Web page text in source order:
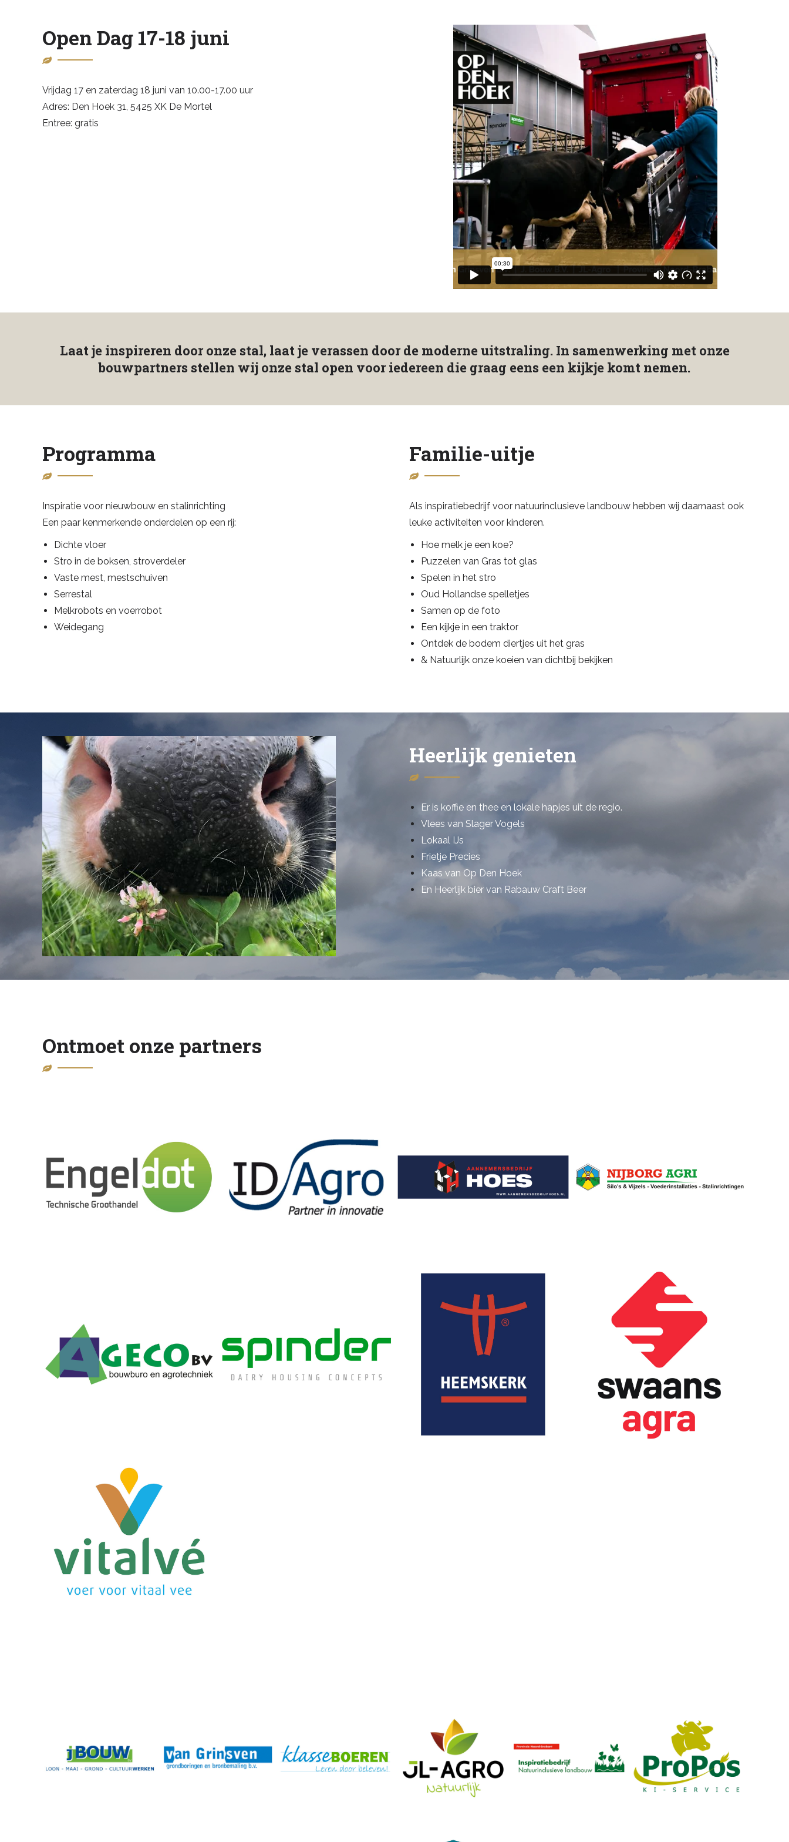
Open Dag 17-18 juni
Vrijdag 17 en zaterdag 18 juni van 10.00-17.00 uur
Adres: Den Hoek 31, 5425 XK De Mortel
Entree: gratis
Laat je inspireren door onze stal, laat je verassen door de moderne uitstraling. In samenwerking met onze
bouwpartners stellen wij onze stal open voor iedereen die graag eens een kijkje komt nemen.
Programma
Inspiratie voor nieuwbouw en stalinrichting
Een paar kenmerkende onderdelen op een rij:
Dichte vloer
Stro in de boksen, stroverdeler
Vaste mest, mestschuiven
Serrestal
Melkrobots en voerrobot
Weidegang
Familie-uitje
Als inspiratiebedrijf voor natuurinclusieve landbouw hebben wij daarnaast ook
leuke activiteiten voor kinderen.
Hoe melk je een koe?
Puzzelen van Gras tot glas
Spelen in het stro
Oud Hollandse spelletjes
Samen op de foto
Een kijkje in een traktor
Ontdek de bodem diertjes uit het gras
& Natuurlijk onze koeien van dichtbij bekijken
Heerlijk genieten
Er is koffie en thee en lokale hapjes uit de regio.
Vlees van Slager Vogels
Lokaal IJs
Frietje Precies
Kaas van Op Den Hoek
En Heerlijk bier van Rabauw Craft Beer
Ontmoet onze partners